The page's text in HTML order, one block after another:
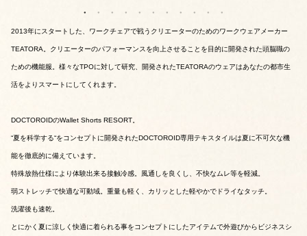
2013年にスタートした、ワークチェアで戦うクリエーターのためのワークウェアメーカー
TEATORA。クリエーターのパフォーマンスを向上させることを目的に開発された頭脳職の
ための機能服。様々なTPOに対して研究、開発されたTEATORAのウェアはあなたの都市生
活をよりスマートにしてくれます。
DOCTOROIDのWallet Shorts RESORT。
“夏を科学する“をコンセプトに開発されたDOCTOROID専用テキスタイルは夏に不可欠な機
能を徹底的に備えています。
特殊放熱仕様により体験出来る接触冷感。風通しを良くし、不快なムレ等を軽減。
弱ストレッチで快適な可動域。重量も軽く、カリッとした軽やかでドライなタッチ。
洗濯後も速乾。
とにかく夏に涼しく快適に着られる事をコンセプトにしたアイテムで外遊びからビジネスシ